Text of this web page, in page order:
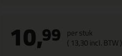
10,99 per stuk
( 13,30incl. BTW )